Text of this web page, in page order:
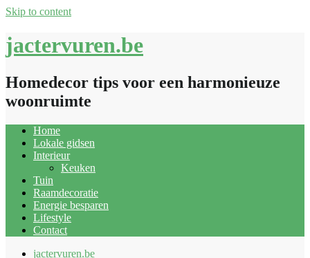
Skip to content
jactervuren.be
Homedecor tips voor een harmonieuze
woonruimte
Home
Lokale gidsen
Interieur
Keuken
Tuin
Raamdecoratie
Energie besparen
Lifestyle
Contact
jactervuren.be